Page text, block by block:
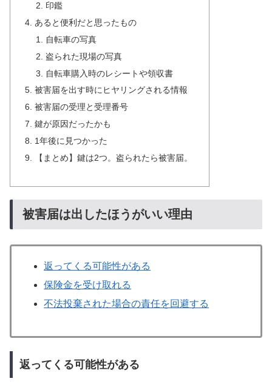
印鑑
あると便利だと思ったもの
自転車の写真
盗られた現場の写真
自転車購入時のレシートや領収書
被害届を出す時にヒヤリングされる情報
被害届の受理と受理番号
鍵が原因だったかも
1年後に見つかった
【まとめ】鍵は2つ。盗られたら被害届。
被害届は出したほうがいい理由
返ってくる可能性がある
保険金を受け取れる
不法投棄された場合の責任を回避する
返ってくる可能性がある